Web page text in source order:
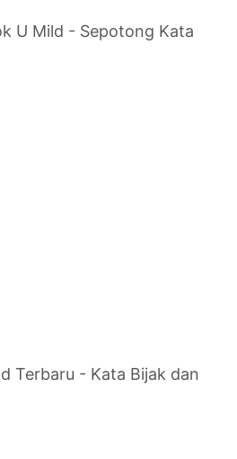
U Mild - Sepotong Kata
Terbaru - Kata Bijak dan